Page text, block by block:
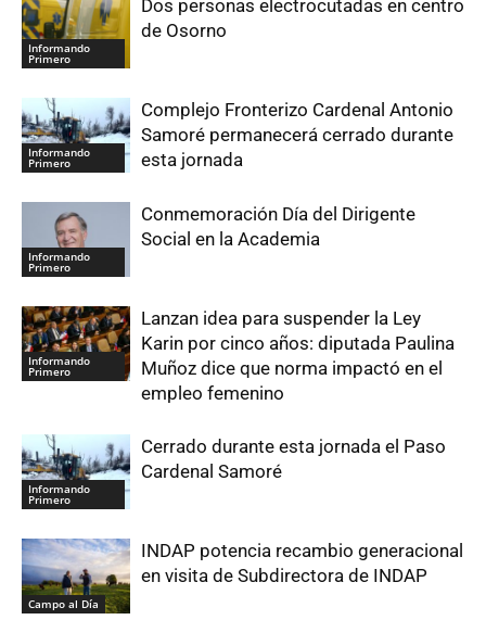
Informando
Primero
Dos personas electrocutadas en centro
de Osorno
Informando
Primero
Complejo Fronterizo Cardenal Antonio
Samoré permanecerá cerrado durante
esta jornada
Informando
Primero
Conmemoración Día del Dirigente
Social en la Academia
Informando
Primero
Lanzan idea para suspender la Ley
Karin por cinco años: diputada Paulina
Muñoz dice que norma impactó en el
empleo femenino
Informando
Primero
Cerrado durante esta jornada el Paso
Cardenal Samoré
Campo al Día
INDAP potencia recambio generacional
en visita de Subdirectora de INDAP